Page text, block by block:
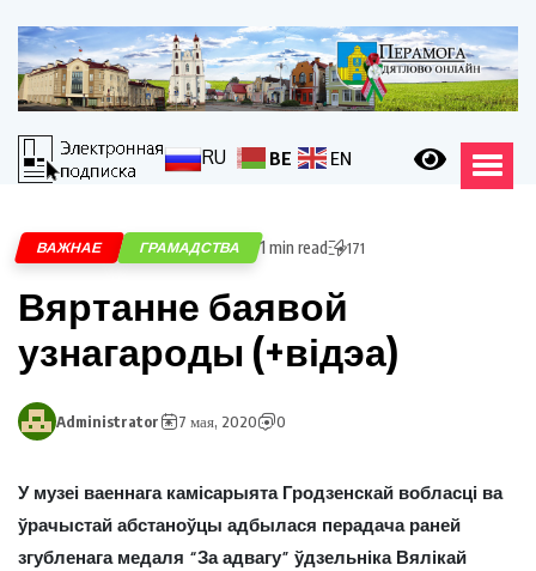
RU BE EN
ВАЖНАЕ ГРАМАДСТВА 1 min read 171
Вяртанне баявой
узнагароды (+відэа)
Administrator 7 мая, 2020 0
У музеі ваеннага камісарыята Гродзенскай вобласці ва
ўрачыстай абстаноўцы адбылася перадача раней
згубленага медаля “За адвагу” ўдзельніка Вялікай